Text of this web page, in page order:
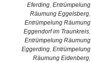
Eferding, Entrümpelung
Räumung Eggelsberg,
Entrümpelung Räumung
Eggendorf im Traunkreis,
Entrümpelung Räumung
Eggerding, Entrümpelung
Räumung Eidenberg,